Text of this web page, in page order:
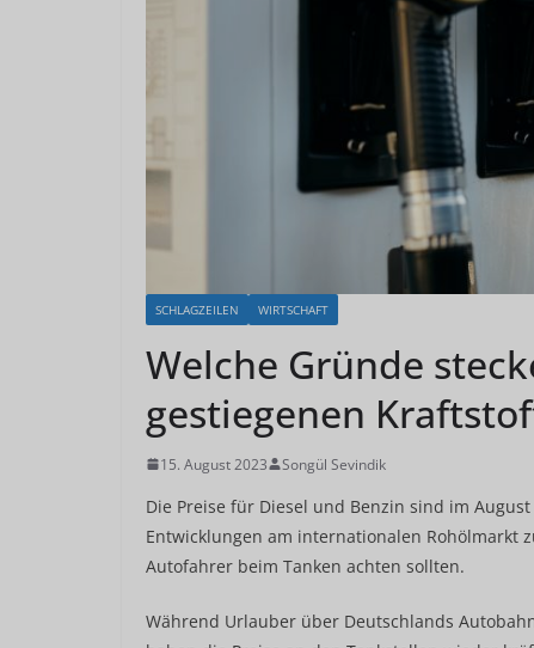
SCHLAGZEILEN WIRTSCHAFT
Welche Gründe
gestiegenen
15. August 2023 Songül Sevindik
Die Preise für Diesel und Benzin sind im
Entwicklungen am internationalen Rohölmarkt
Autofahrer beim Tanken achten sollten.
Während Urlauber über Deutschlands